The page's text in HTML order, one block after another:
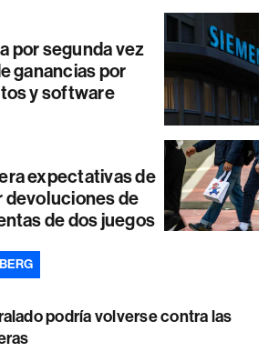
por segunda vez
ganancias por
y software
expectativas de
devoluciones de
de dos juegos
podría volverse contra las